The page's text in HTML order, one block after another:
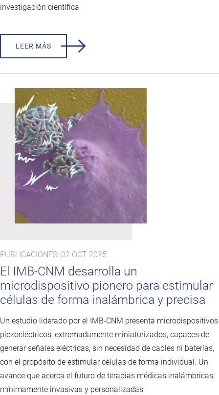
investigación científica
LEER MÁS
PUBLICACIONES | 02 OCT 2025
El IMB-CNM desarrolla un
microdispositivo pionero para estimular
células de forma inalámbrica y precisa
Un estudio liderado por el IMB-CNM presenta microdispositivos
piezoeléctricos, extremadamente miniaturizados, capaces de
generar señales eléctricas, sin necesidad de cables ni baterías,
con el propósito de estimular células de forma individual. Un
avance que acerca el futuro de terapias médicas inalámbricas,
mínimamente invasivas y personalizadas